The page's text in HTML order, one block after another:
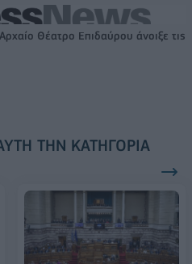
Θέατρο Επιδαύρου άνοιξε τις
ΤΗΝ ΚΑΤΗΓΟΡΊΑ